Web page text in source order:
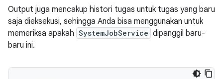
Output juga mencakup histori tugas untuk tugas yang baru
saja dieksekusi, sehingga Anda bisa menggunakan untuk
memeriksa apakah SystemJobService dipanggil baru-
baru ini.